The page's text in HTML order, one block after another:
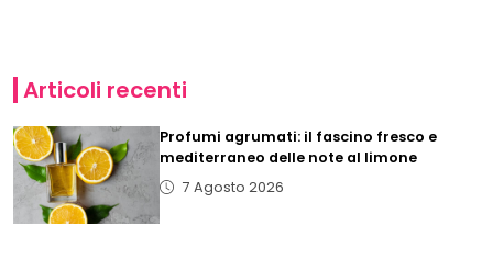
Articoli recenti
Profumi agrumati: il fascino fresco e
mediterraneo delle note al limone
7 Agosto 2026